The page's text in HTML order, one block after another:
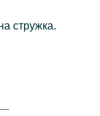
стружка.